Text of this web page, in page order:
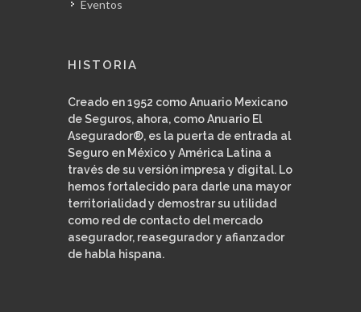
Eventos
HISTORIA
Creado en 1952 como Anuario Mexicano
de Seguros, ahora, como Anuario El
Asegurador®, es la puerta de entrada al
Seguro en México y América Latina a
través de su versión impresa y digital. Lo
hemos fortalecido para darle una mayor
territorialidad y demostrar su utilidad
como red de contacto del mercado
asegurador, reasegurador y afianzador
de habla hispana.